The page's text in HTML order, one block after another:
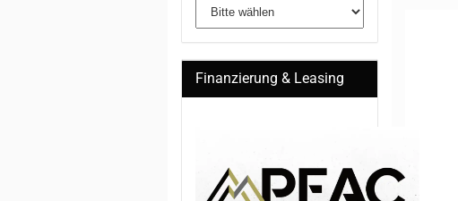
Finanzierung & Leasing